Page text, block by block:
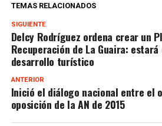
TEMAS RELACIONADOS
SIGUIENTE
Delcy Rodríguez ordena crear un
Recuperación de La Guaira:
desarrollo turístico
ANTERIOR
Inició el diálogo nacional entre el
oposición de la AN de 2015